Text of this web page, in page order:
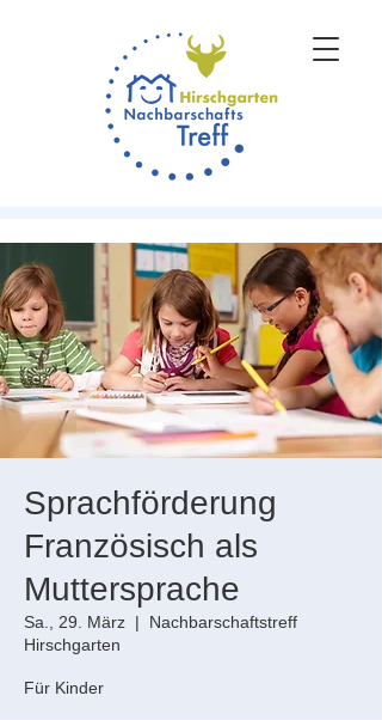
Sprachförderung
Französisch als
Muttersprache
Sa., 29. März
  |
Nachbarschaftstreff
Hirschgarten
Für Kinder